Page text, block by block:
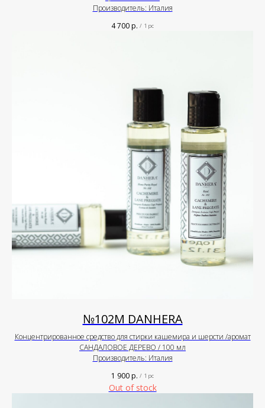
Производитель: Италия
4 700р. / 1 pc
№102М DANHERA
Концентрированное средство для стирки кашемира и шерсти /аромат
САНДАЛОВОЕ ДЕРЕВО / 100 мл
Производитель: Италия
1 900р. / 1 pc
Out of stock